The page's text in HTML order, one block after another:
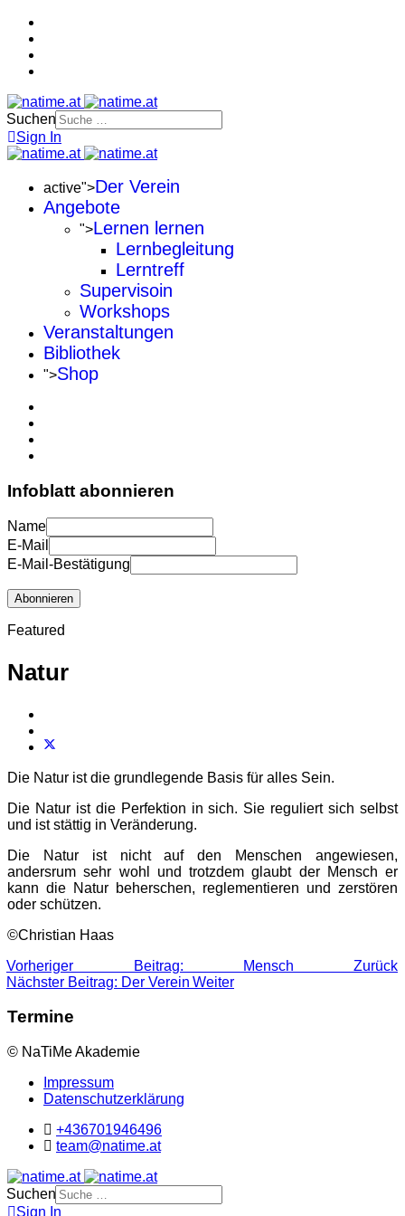
Suchen
Sign In
active">Der Verein
Angebote
">Lernen lernen
Lernbegleitung
Lerntreff
Supervisoin
Workshops
Veranstaltungen
Bibliothek
">Shop
Infoblatt abonnieren
Name
E-Mail
E-Mail-Bestätigung
Abonnieren
Featured
Natur
Die Natur ist die grundlegende Basis für alles Sein.
Die Natur ist die Perfektion in sich. Sie reguliert sich selbst
und ist stättig in Veränderung.
Die Natur ist nicht auf den Menschen angewiesen,
andersrum sehr wohl und trotzdem glaubt der Mensch er
kann die Natur beherschen, reglementieren und zerstören
oder schützen.
©Christian Haas
Vorheriger Beitrag: MenschZurück
Nächster Beitrag: Der VereinWeiter
Termine
© NaTiMe Akademie
Impressum
Datenschutzerklärung
+436701946496
team@natime.at
Suchen
Sign In